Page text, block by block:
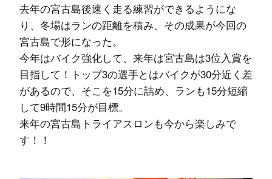
去年の宮古島後速く走る練習ができるようにな
り、冬場はランの距離を積み、その成果が今回の
宮古島で形になった。
今年はバイク強化して、来年は宮古島は3位入賞を
目指して！トップ3の選手とはバイクが30分近く差
があるので、そこを15分に詰め、ランも15分短縮
して9時間15分が目標。
来年の宮古島トライアスロンも今から楽しみで
す！！